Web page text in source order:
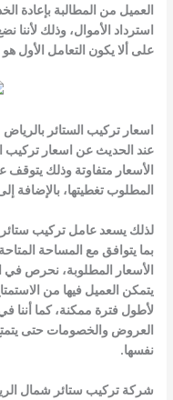
العميل من المطالبة بإعادة
استرداد الأموال، وذلك
على ألا يكون التعامل الأول هو
اسعار تركيب الستائر بالرياض
عند الحديث عن اسعار تركيب
الأسعار متفاوتة وذلك
المطلوب تغطيتها، بالإضافة
لذلك يسعد عامل تركيب ستائر
بما يتوافق مع المساحة
الأسعار المطلوبة، نحرص في
يتمكن العميل فيها من
لأطول فترة ممكنة، كما أننا
العروض والخصومات حتى يتمتع
نفسها.
شركة تركيب ستائر شمال